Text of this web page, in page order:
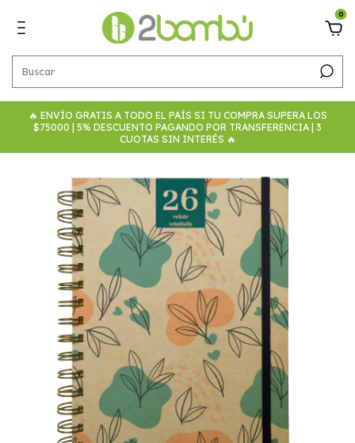
0
🔥 ENVÍO GRATIS A TODO EL PAÍS SI TU COMPRA SUPERA LOS
$75000 | 5% DESCUENTO PAGANDO POR TRANSFERENCIA | 3
CUOTAS SIN INTERÉS 🔥